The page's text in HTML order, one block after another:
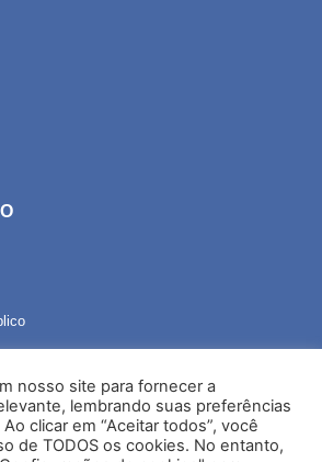
nosso site para fornecer a
lembrando suas preferências
clicar em “Aceitar todos”, você
de TODOS os cookies. No entanto,